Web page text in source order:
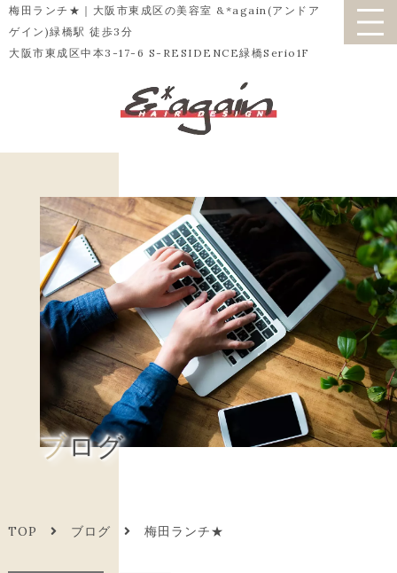
梅田ランチ★｜大阪市東成区の美容室 &*again(アンドア
ゲイン)緑橋駅 徒歩3分
大阪市東成区中本3-17-6 S-RESIDENCE緑橋Serio1F
ブログ
TOP ブログ 梅田ランチ★